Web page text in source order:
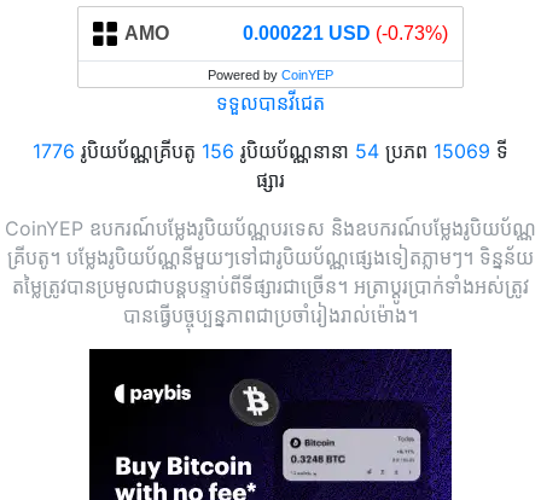
AMO 0.000221 USD (-0.73%)
Powered by CoinYEP
ទទួលបានវីជេត
1776 រូបិយប័ណ្ណគ្រីបតូ 156 រូបិយប័ណ្ណនានា 54 ប្រភព 15069 ទី
ផ្សារ
CoinYEP ឧបករណ៍បម្លែងរូបិយប័ណ្ណបរទេស និងឧបករណ៍បម្លែងរូបិយប័ណ្ណ
គ្រីបតូ។ បម្លែងរូបិយប័ណ្ណនីមួយៗទៅជារូបិយប័ណ្ណផ្សេងទៀតភ្លាមៗ។ ទិន្នន័យ
តម្លៃត្រូវបានប្រមូលជាបន្តបន្ទាប់ពីទីផ្សារជាច្រើន។ អត្រាប្តូរប្រាក់ទាំងអស់ត្រូវ
បានធ្វើបច្ចុប្បន្នភាពជាប្រចាំរៀងរាល់ម៉ោង។